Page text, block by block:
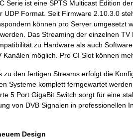
Serie ist eine SPTS Multicast Edition
UDP Format. Seit Firmware 2.10.3.0
können pro Server
Das Streaming der einzelnen
zu Hardware als auch
Kanälen möglich. Pro CI Slot können
zu den fertigen Streams erfolgt die
Systeme komplett ferngewartet
5 Port GigaBit Switch sorgt für eine
von DVB Signalen in professionellen
Design